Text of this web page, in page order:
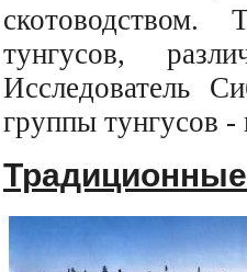
скотоводством.
тунгусов,
Исследователь
группы тунгусов